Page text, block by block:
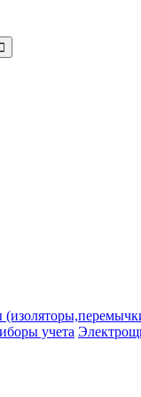
учета